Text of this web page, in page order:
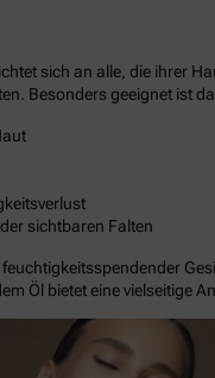
sich an alle, die ihrer
Besonders geeignet ist
sichtbaren Falten
Öl bietet eine vielseitige